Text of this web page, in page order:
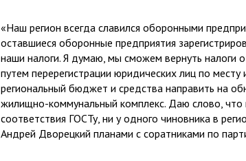
«Наш регион всегда славился оборонными
оставшиеся оборонные предприятия
наши налоги. Я думаю, мы сможем вернуть налоги
путем перерегистрации юридических лиц по
региональный бюджет и средства направить на
жилищно-коммунальный комплекс. Даю слово,
соответствия ГОСТу, ни у одного чиновника в
Андрей Дворецкий планами с соратниками по